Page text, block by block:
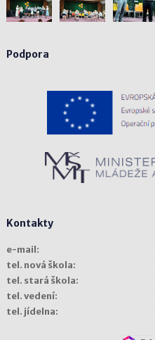
Podpora
Kontakty
e-mail:
tel. nová škola:
tel. stará škola:
tel. vedení:
tel. jídelna: